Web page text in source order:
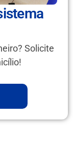
Solicite